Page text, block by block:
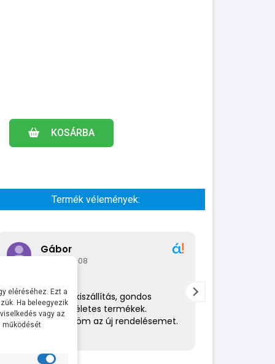
KOSÁRBA
Termék vélemények:
Gábor
2026-07-08
Rendkívül gyors kiszállítás, gondos
csomagolás,tökéletes termékek.
Hamarosan küldöm az új rendelésemet.
eléréséhez. Ezt a
Ha beleegyezik
vagy az
működését